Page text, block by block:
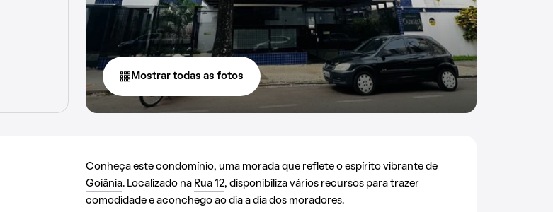
Mostrar todas as fotos
Conheça este condomínio, uma morada que reflete o espírito vibrante de
Goiânia. Localizado na Rua 12, disponibiliza vários recursos para trazer
comodidade e aconchego ao dia a dia dos moradores.